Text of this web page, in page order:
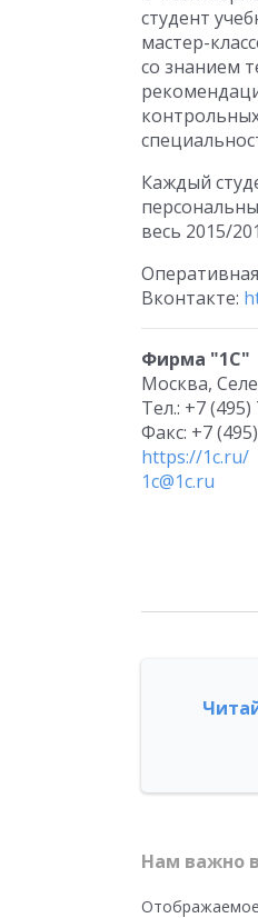
студент
мастер-
со знанием
Каждый
весь 2015/
Вконтакте:
Фирма "1С"
Москва,
Тел.: +7
Факс: +7
https://1c.ru/
1c@1c.ru
Нам важно